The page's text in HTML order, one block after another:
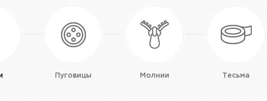
Пуговицы Молнии Тесьма